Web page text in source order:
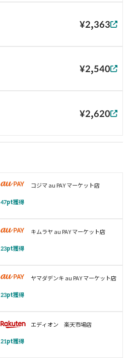
¥2,363
¥2,540
¥2,620
コジマ au PAY マーケット店
47pt獲得
キムラヤ au PAY マーケット店
23pt獲得
ヤマダデンキ au PAY マーケット店
23pt獲得
エディオン 楽天市場店
21pt獲得